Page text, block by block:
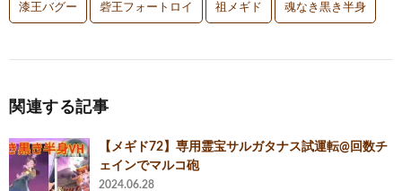
漆王バグー 砦王フォートロイ 祖メギド 魂なき黒き半身
関連する記事
【メギド72】専用霊宝サルガタナス試運転@回数チ
ェインでマルコ砲
2024.06.28